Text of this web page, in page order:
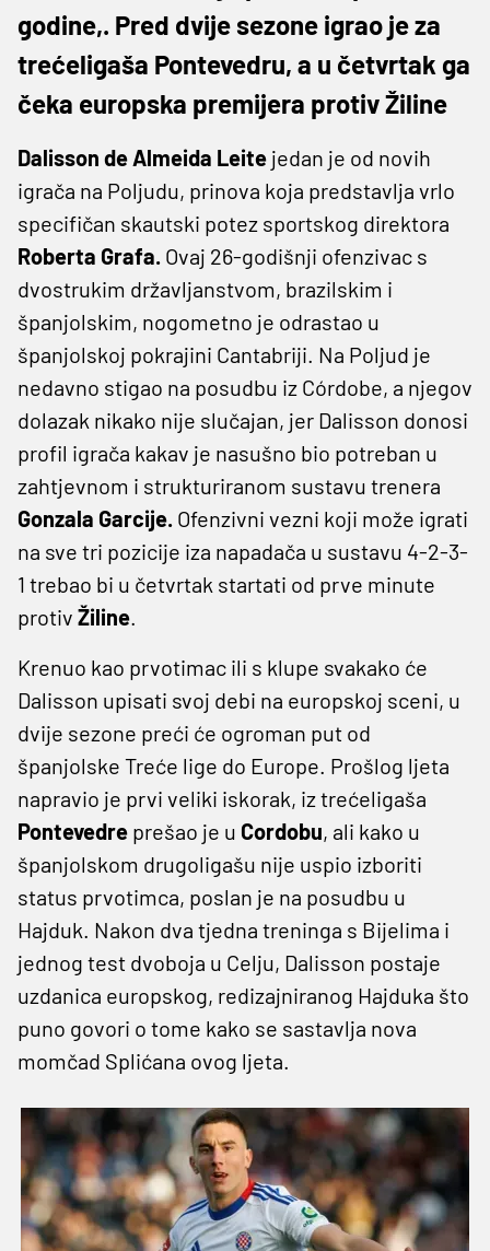
godine,. Pred dvije sezone igrao je za
trećeligaša Pontevedru, a u četvrtak ga
čeka europska premijera protiv Žiline
Dalisson de Almeida Leite jedan je od novih
igrača na Poljudu, prinova koja predstavlja vrlo
specifičan skautski potez sportskog direktora
Roberta Grafa. Ovaj 26-godišnji ofenzivac s
dvostrukim državljanstvom, brazilskim i
španjolskim, nogometno je odrastao u
španjolskoj pokrajini Cantabriji. Na Poljud je
nedavno stigao na posudbu iz Córdobe, a njegov
dolazak nikako nije slučajan, jer Dalisson donosi
profil igrača kakav je nasušno bio potreban u
zahtjevnom i strukturiranom sustavu trenera
Gonzala Garcije. Ofenzivni vezni koji može igrati
na sve tri pozicije iza napadača u sustavu 4-2-3-
1 trebao bi u četvrtak startati od prve minute
protiv Žiline.
Krenuo kao prvotimac ili s klupe svakako će
Dalisson upisati svoj debi na europskoj sceni, u
dvije sezone preći će ogroman put od
španjolske Treće lige do Europe. Prošlog ljeta
napravio je prvi veliki iskorak, iz trećeligaša
Pontevedre prešao je u Cordobu, ali kako u
španjolskom drugoligašu nije uspio izboriti
status prvotimca, poslan je na posudbu u
Hajduk. Nakon dva tjedna treninga s Bijelima i
jednog test dvoboja u Celju, Dalisson postaje
uzdanica europskog, redizajniranog Hajduka što
puno govori o tome kako se sastavlja nova
momčad Splićana ovog ljeta.